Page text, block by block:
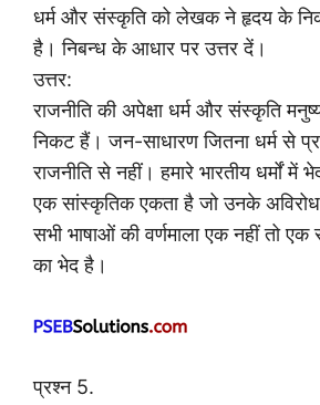
धर्म और संस्कृति को लेखक ने हृदय के
है। निबन्ध के आधार पर उत्तर दें।
उत्तर:
राजनीति की अपेक्षा धर्म और संस्कृति
निकट हैं। जन-साधारण जितना धर्म से
राजनीति से नहीं। हमारे भारतीय धर्मों में
एक सांस्कृतिक एकता है जो उनके
सभी भाषाओं की वर्णमाला एक नहीं तो
का भेद है।
प्रश्न 5.